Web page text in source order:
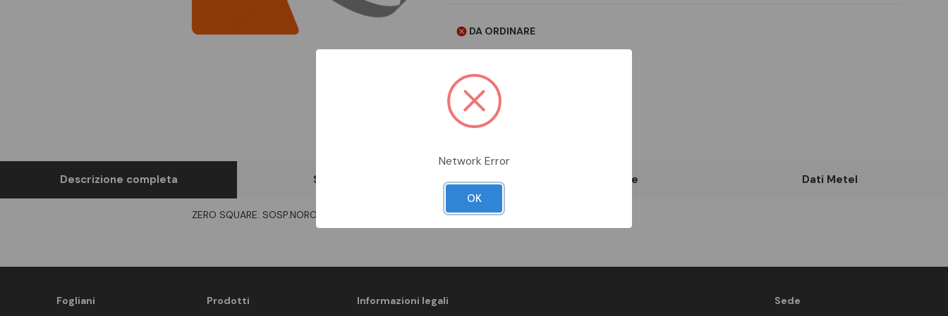
DA ORDINARE
Aggiungi alla comparazione
Descrizione completa Scheda Tecnica Documentazione Dati Metel
ZERO SQUARE: SOSP.NOROSONE 75X
Fogliani Prodotti Informazioni legali Sede
Network Error
OK